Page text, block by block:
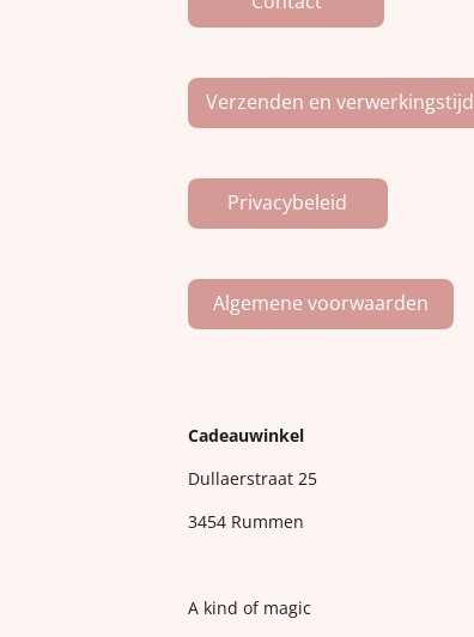
Verzenden en verwerkingstijd
Privacybeleid
Algemene voorwaarden
Cadeauwinkel
Dullaerstraat 25
3454 Rummen
A kind of magic